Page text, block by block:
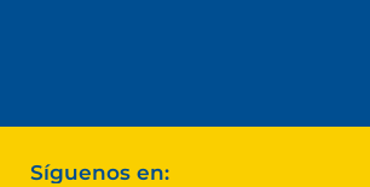
Síguenos en: